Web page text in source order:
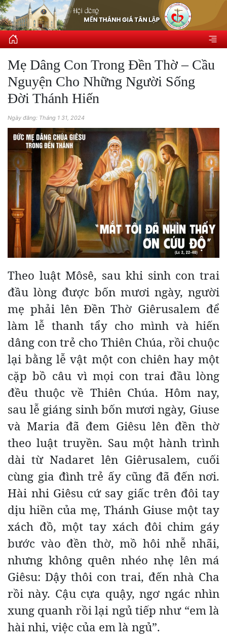
Mẹ Dâng Con Trong Đền Thờ – Cầu
Nguyện Cho Những Người Sống
Đời Thánh Hiến
Ngày đăng: Tháng 1 31, 2024
Theo luật Môsê, sau khi sinh con trai
đầu lòng được bốn mươi ngày, người
mẹ phải lên Đền Thờ Giêrusalem để
làm lễ thanh tẩy cho mình và hiến
dâng con trẻ cho Thiên Chúa, rồi chuộc
lại bằng lễ vật một con chiên hay một
cặp bồ câu vì mọi con trai đầu lòng
đều thuộc về Thiên Chúa. Hôm nay,
sau lễ giáng sinh bốn mươi ngày, Giuse
và Maria đã đem Giêsu lên đền thờ
theo luật truyền. Sau một hành trình
dài từ Nadaret lên Giêrusalem, cuối
cùng gia đình trẻ ấy cũng đã đến nơi.
Hài nhi Giêsu cứ say giấc trên đôi tay
dịu hiền của mẹ, Thánh Giuse một tay
xách đồ, một tay xách đôi chim gáy
bước vào đền thờ, mồ hôi nhễ nhãi,
nhưng không quên nhéo nhẹ lên má
Giêsu: Dậy thôi con trai, đến nhà Cha
rồi này. Cậu cựa quậy, ngơ ngác nhìn
xung quanh rồi lại ngủ tiếp như “em là
hài nhi, việc của em là ngủ”.